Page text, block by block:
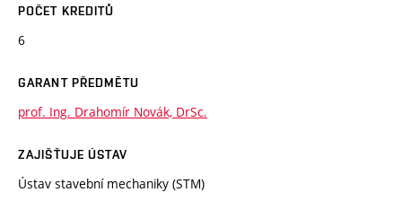
POČET KREDITŮ
6
GARANT PŘEDMĚTU
prof. Ing. Drahomír Novák, DrSc.
ZAJIŠŤUJE ÚSTAV
Ústav stavební mechaniky (STM)